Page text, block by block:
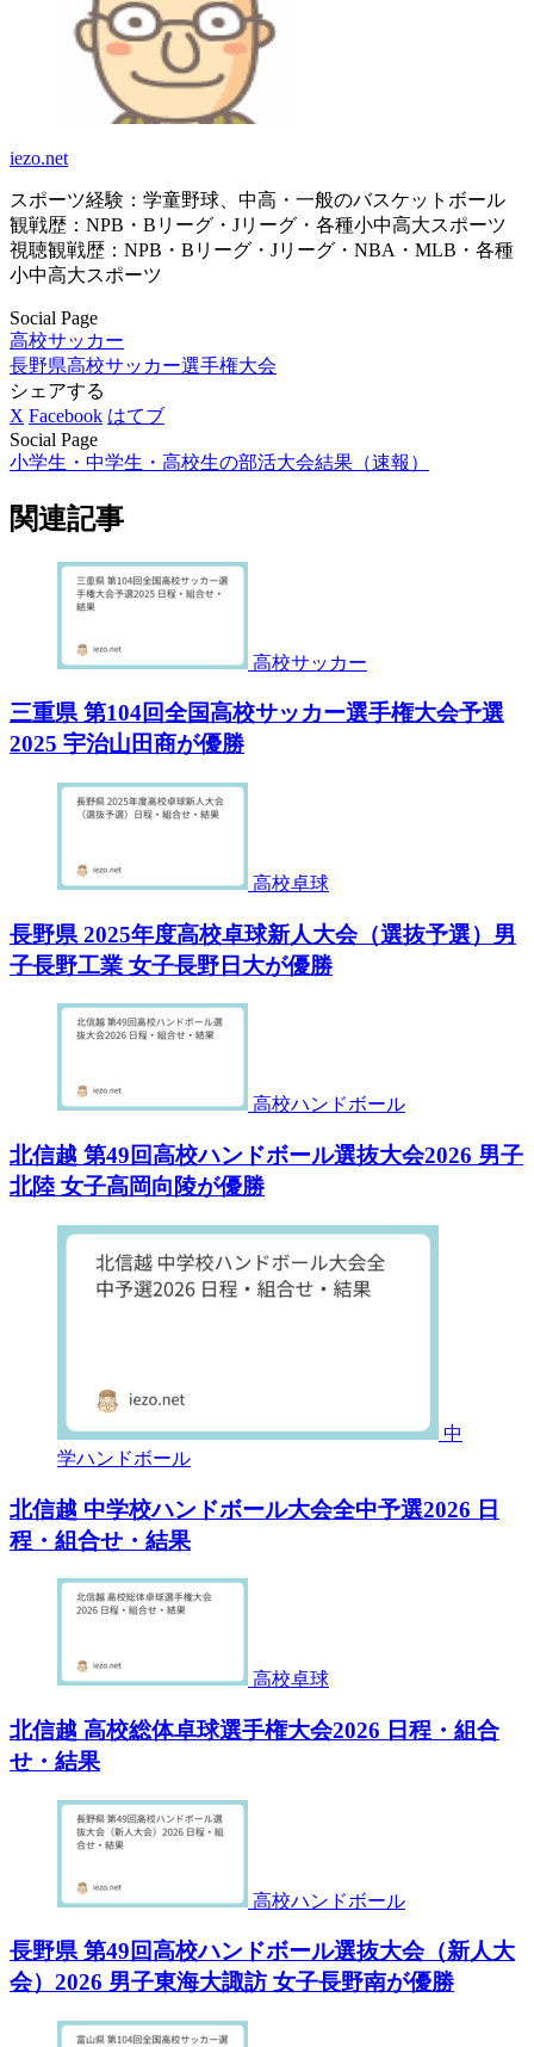
iezo.net
スポーツ経験：学童野球、中高・一般のバスケットボール
観戦歴：NPB・Bリーグ・Jリーグ・各種小中高大スポーツ
視聴観戦歴：NPB・Bリーグ・Jリーグ・NBA・MLB・各種
小中高大スポーツ
Social Page
高校サッカー
長野県高校サッカー選手権大会
シェアする
X Facebook はてブ
Social Page
小学生・中学生・高校生の部活大会結果（速報）
関連記事
高校サッカー
三重県 第104回全国高校サッカー選手権大会予選
2025 宇治山田商が優勝
高校卓球
長野県 2025年度高校卓球新人大会（選抜予選）男
子長野工業 女子長野日大が優勝
高校ハンドボール
北信越 第49回高校ハンドボール選抜大会2026 男子
北陸 女子高岡向陵が優勝
中
学ハンドボール
北信越 中学校ハンドボール大会全中予選2026 日
程・組合せ・結果
高校卓球
北信越 高校総体卓球選手権大会2026 日程・組合
せ・結果
高校ハンドボール
長野県 第49回高校ハンドボール選抜大会（新人大
会）2026 男子東海大諏訪 女子長野南が優勝